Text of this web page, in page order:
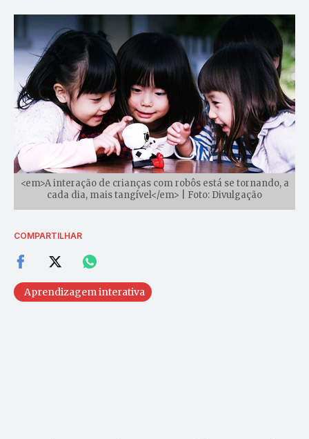
<em>A interação de crianças com robôs está se tornando, a
cada dia, mais tangível</em> | Foto: Divulgação
COMPARTILHAR
Aprendizagem interativa